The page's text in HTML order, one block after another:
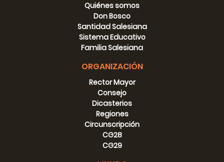
Quiénes somos
Don Bosco
Santidad Salesiana
Sistema Educativo
Familia Salesiana
ORGANIZACIÓN
Rector Mayor
Consejo
Dicasterios
Regiones
Circunscripción
CG28
CG29